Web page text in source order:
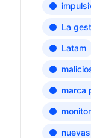
La
Latam
marca